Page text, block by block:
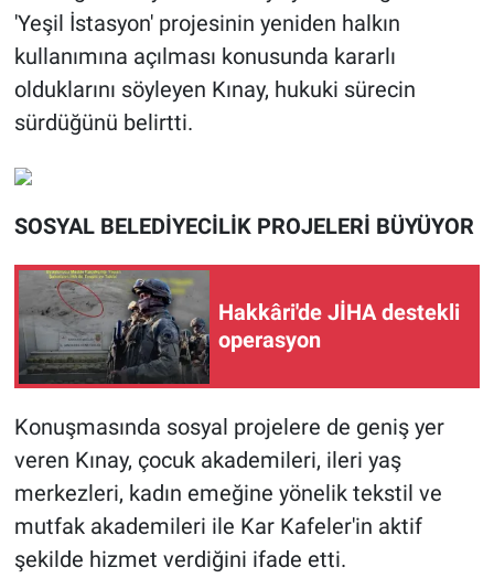
'Yeşil İstasyon' projesinin yeniden halkın
kullanımına açılması konusunda kararlı
olduklarını söyleyen Kınay, hukuki sürecin
sürdüğünü belirtti.
SOSYAL BELEDİYECİLİK PROJELERİ BÜYÜYOR
Hakkâri'de JİHA destekli
operasyon
Konuşmasında sosyal projelere de geniş yer
veren Kınay, çocuk akademileri, ileri yaş
merkezleri, kadın emeğine yönelik tekstil ve
mutfak akademileri ile Kar Kafeler'in aktif
şekilde hizmet verdiğini ifade etti.